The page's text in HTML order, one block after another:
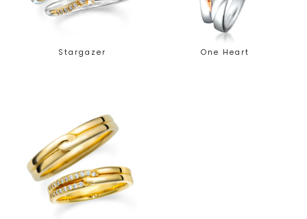
Stargazer One Heart